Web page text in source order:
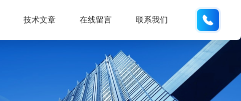
技术文章 在线留言 联系我们